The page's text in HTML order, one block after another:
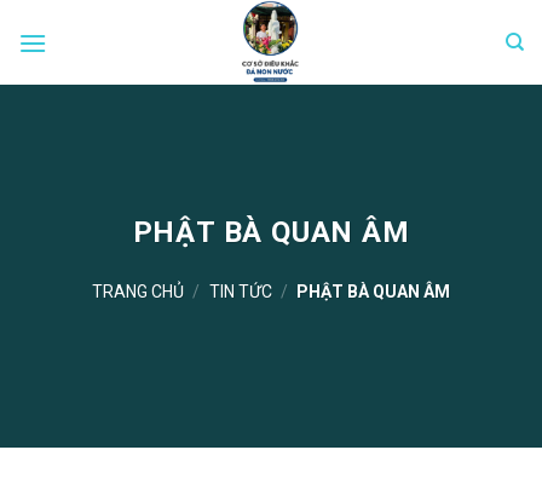
PHẬT BÀ QUAN ÂM
TRANG CHỦ / TIN TỨC / PHẬT BÀ QUAN ÂM